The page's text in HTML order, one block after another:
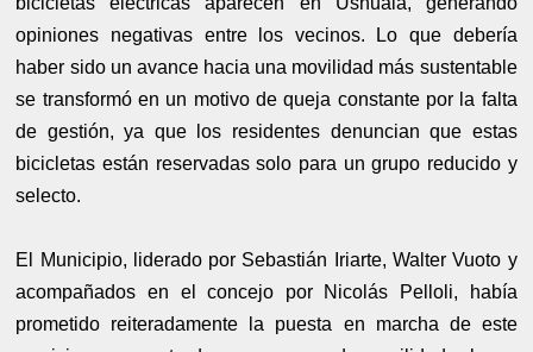
opiniones negativas entre los vecinos. Lo que debería
haber sido un avance hacia una movilidad más sustentable
se transformó en un motivo de queja constante por la falta
de gestión, ya que los residentes denuncian que estas
bicicletas están reservadas solo para un grupo reducido y
selecto.
El Municipio, liderado por Sebastián Iriarte, Walter Vuoto y
acompañados en el concejo por Nicolás Pelloli, había
prometido reiteradamente la puesta en marcha de este